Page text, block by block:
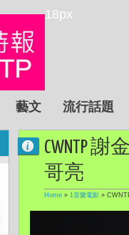
18px
藝文 流行話題
CWNTP
哥亮
Home » 1音樂電影 »